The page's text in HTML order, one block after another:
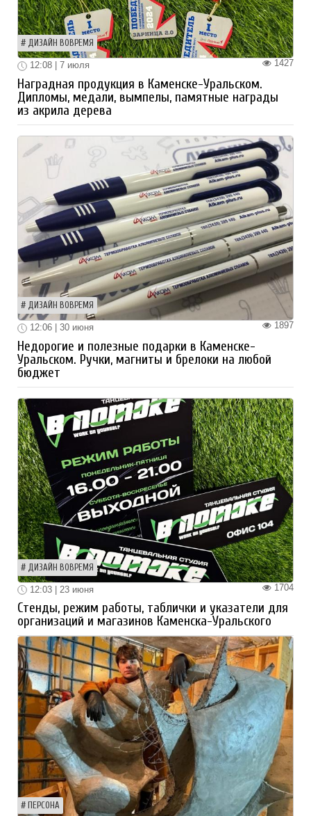
ДИЗАЙН ВОВРЕМЯ
1427
12:08 | 7 июля
Наградная продукция в Каменске-Уральском.
Дипломы, медали, вымпелы, памятные награды
из акрила дерева
ДИЗАЙН ВОВРЕМЯ
1897
12:06 | 30 июня
Недорогие и полезные подарки в Каменске-
Уральском. Ручки, магниты и брелоки на любой
бюджет
ДИЗАЙН ВОВРЕМЯ
1704
12:03 | 23 июня
Стенды, режим работы, таблички и указатели для
организаций и магазинов Каменска-Уральского
ПЕРСОНА